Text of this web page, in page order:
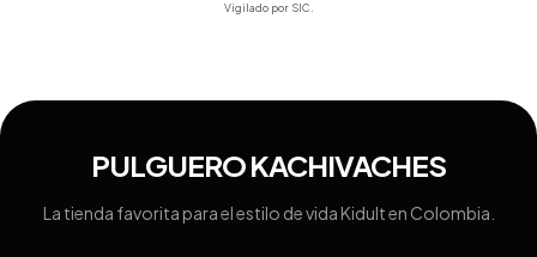
Vigilado por SIC.
PULGUERO KACHIVACHES
La tienda favorita para el estilo de vida Kidult en Colombia.